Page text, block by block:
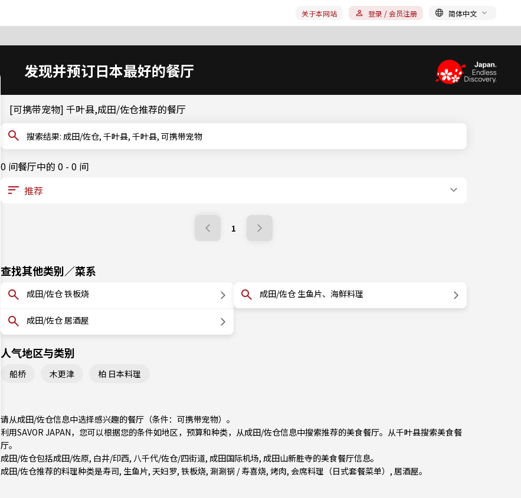
关于本网站 登录 / 会员注册 简体中文
发现并预订日本最好的餐厅
[可携带宠物] 千叶县,成田/佐仓推荐的餐厅
搜索结果: 成田/佐仓, 千叶县, 千叶县, 可携带宠物
0 间餐厅中的 0 - 0 间
1
查找其他类别／菜系
成田/佐仓 铁板烧
成田/佐仓 居酒屋
成田/佐仓 生鱼片、海鲜料理
人气地区与类别
船桥 木更津 柏 日本料理
请从成田/佐仓信息中选择感兴趣的餐厅（条件：可携带宠物）。
利用SAVOR JAPAN，您可以根据您的条件如地区，预算和种类，从成田/佐仓信息中搜索推荐的美食餐厅。从千叶县搜索美食餐
厅。
成田/佐仓包括成田/佐原, 白井/印西, 八千代/佐仓/四街道, 成田国际机场, 成田山新胜寺的美食餐厅信息。
成田/佐仓推荐的料理种类是寿司, 生鱼片, 天妇罗, 铁板烧, 涮涮锅 / 寿喜烧, 烤肉, 会席料理（日式套餐菜单） , 居酒屋。